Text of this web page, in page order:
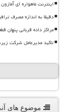
اینترنت ماهواره ای
دقیقا به اندازه مصرف
مراکز داده قربانی پنهان
تاکید مدیرعامل شرکت
موضوع های